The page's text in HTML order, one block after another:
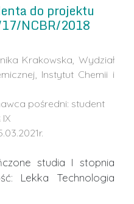
do projektu
NCBR/2018
Krakowska, Wydział
Instytut Chemii i
pośredni: student
IX
studia I stopnia
Lekka Technologia